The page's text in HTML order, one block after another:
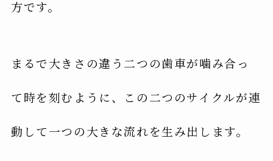
方です。
まるで大きさの違う二つの歯車が噛み合っ
て時を刻むように、この二つのサイクルが連
動して一つの大きな流れを生み出します。